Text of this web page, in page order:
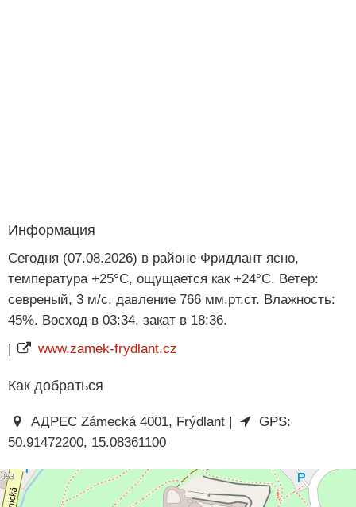
Информация
Сегодня (07.08.2026) в районе Фридлант ясно,
температура +25°C, ощущается как +24°C. Ветер:
севреный, 3 м/с, давление 766 мм.рт.ст. Влажность:
45%. Восход в 03:34, закат в 18:36.
|
www.zamek-frydlant.cz
Как добраться
АДРЕС Zámecká 4001, Frýdlant |
GPS:
50.91472200, 15.08361100